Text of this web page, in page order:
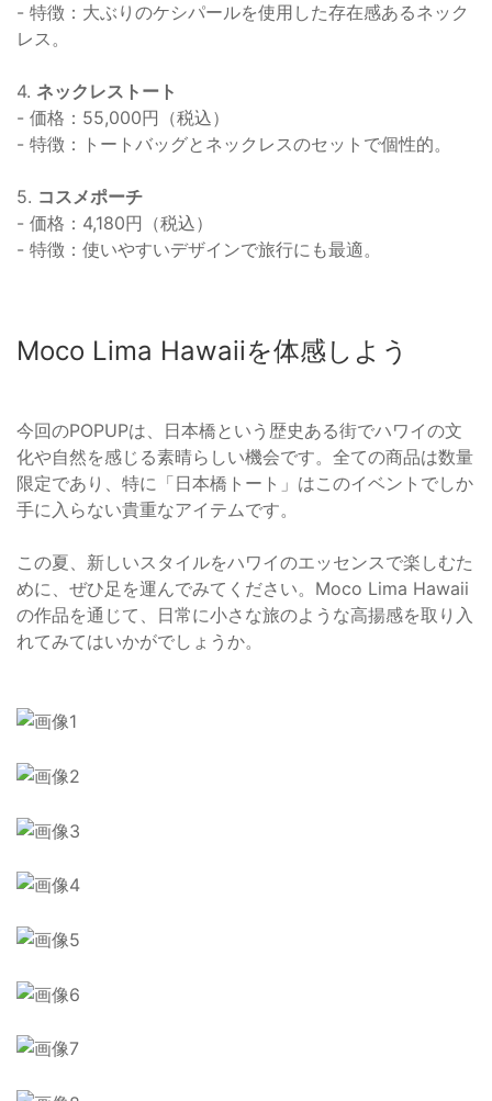
- 特徴：大ぶりのケシパールを使用した存在感あるネック
レス。
4. ネックレストート
- 価格：55,000円（税込）
- 特徴：トートバッグとネックレスのセットで個性的。
5. コスメポーチ
- 価格：4,180円（税込）
- 特徴：使いやすいデザインで旅行にも最適。
Moco Lima Hawaiiを体感しよう
今回のPOPUPは、日本橋という歴史ある街でハワイの文
化や自然を感じる素晴らしい機会です。全ての商品は数量
限定であり、特に「日本橋トート」はこのイベントでしか
手に入らない貴重なアイテムです。
この夏、新しいスタイルをハワイのエッセンスで楽しむた
めに、ぜひ足を運んでみてください。Moco Lima Hawaii
の作品を通じて、日常に小さな旅のような高揚感を取り入
れてみてはいかがでしょうか。